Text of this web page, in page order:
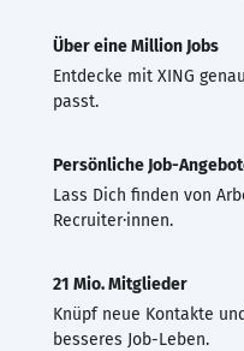
Über eine Million Jobs
Entdecke mit XING
passt.
Persönliche Job-
Lass Dich finden von
Recruiter·innen.
21 Mio. Mitglieder
Knüpf neue Kontakte
besseres Job-Leben.